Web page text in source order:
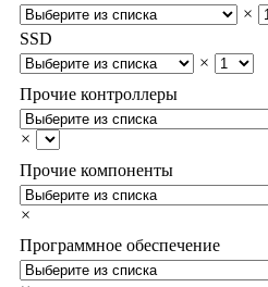
×
SSD
×
Прочие контроллеры
×
Прочие компоненты
×
Программное обеспечение